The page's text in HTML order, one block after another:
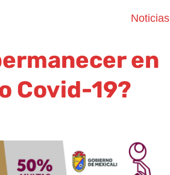
Noticias
en
Covid-19?